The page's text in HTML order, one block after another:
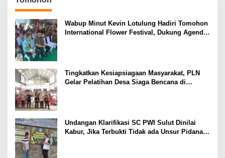
Wabup Minut Kevin Lotulung Hadiri Tomohon
International Flower Festival, Dukung Agenda
Tingkatkan Kesiapsiagaan Masyarakat, PLN
Gelar Pelatihan Desa Siaga Bencana di
Undangan Klarifikasi SC PWI Sulut Dinilai
Kabur, Jika Terbukti Tidak ada Unsur Pidana